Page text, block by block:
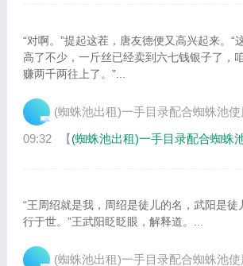
“对啊。”提起这茬，唐友德便又高兴起来。“
高了不少，一斤丝已经卖到六七钱银子了，
赚两千两往上了。”...
(蜘蛛池出租)一手目录配合蜘蛛池使
09:32
【(蜘蛛池出租)一手目录配合蜘蛛
“王周绍就是我，周绍是徒儿的名，武阳是徒
行于世。”王武阳眨眨眼，解释道。...
(蜘蛛池出租)一手目录配合蜘蛛池使